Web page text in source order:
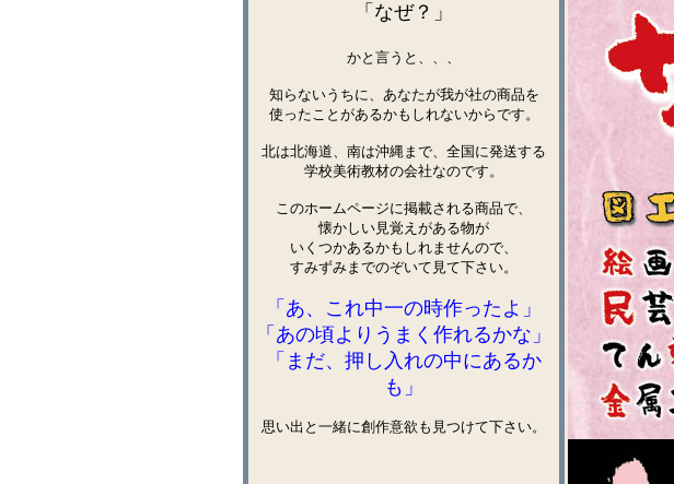
「なぜ？」
かと言うと、、、
知らないうちに、あなたが我が社の商品を
使ったことがあるかもしれないからです。
北は北海道、南は沖縄まで、全国に発送する
学校美術教材の会社なのです。
このホームページに掲載される商品で、
懐かしい見覚えがある物が
いくつかあるかもしれませんので、
すみずみまでのぞいて見て下さい。
「あ、これ中一の時作ったよ」
「あの頃よりうまく作れるかな」
「まだ、押し入れの中にあるか
も」
思い出と一緒に創作意欲も見つけて下さい。